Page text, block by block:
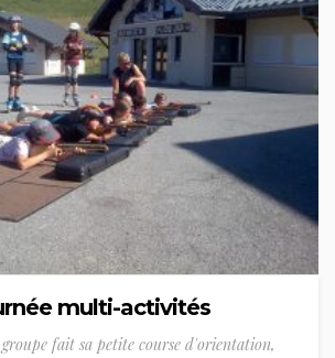
multi-activités
fait sa petite course d'orientation,